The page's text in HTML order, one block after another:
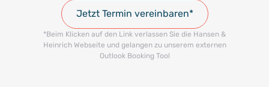
Jetzt Termin vereinbaren*
*Beim Klicken auf den Link verlassen Sie die Hansen &
Heinrich Webseite und gelangen zu unserem externen
Outlook Booking Tool